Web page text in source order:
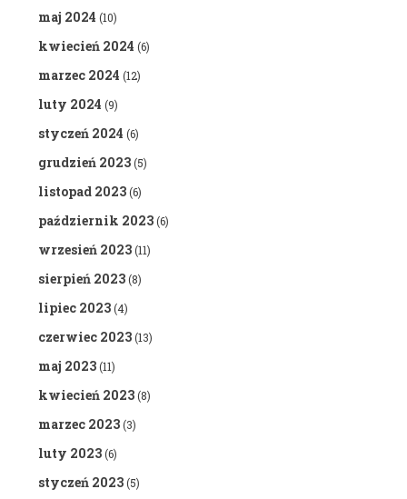
maj 2024 (10)
kwiecień 2024 (6)
marzec 2024 (12)
luty 2024 (9)
styczeń 2024 (6)
grudzień 2023(5)
listopad 2023(6)
październik 2023(6)
wrzesień 2023(11)
sierpień 2023(8)
lipiec 2023(4)
czerwiec 2023(13)
maj 2023(11)
kwiecień 2023(8)
marzec 2023(3)
luty 2023(6)
styczeń 2023(5)